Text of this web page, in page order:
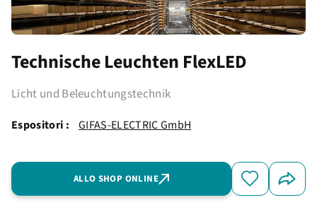
Technische Leuchten FlexLED
Licht und Beleuchtungstechnik
Espositori : GIFAS-ELECTRIC GmbH
ALLO SHOP ONLINE